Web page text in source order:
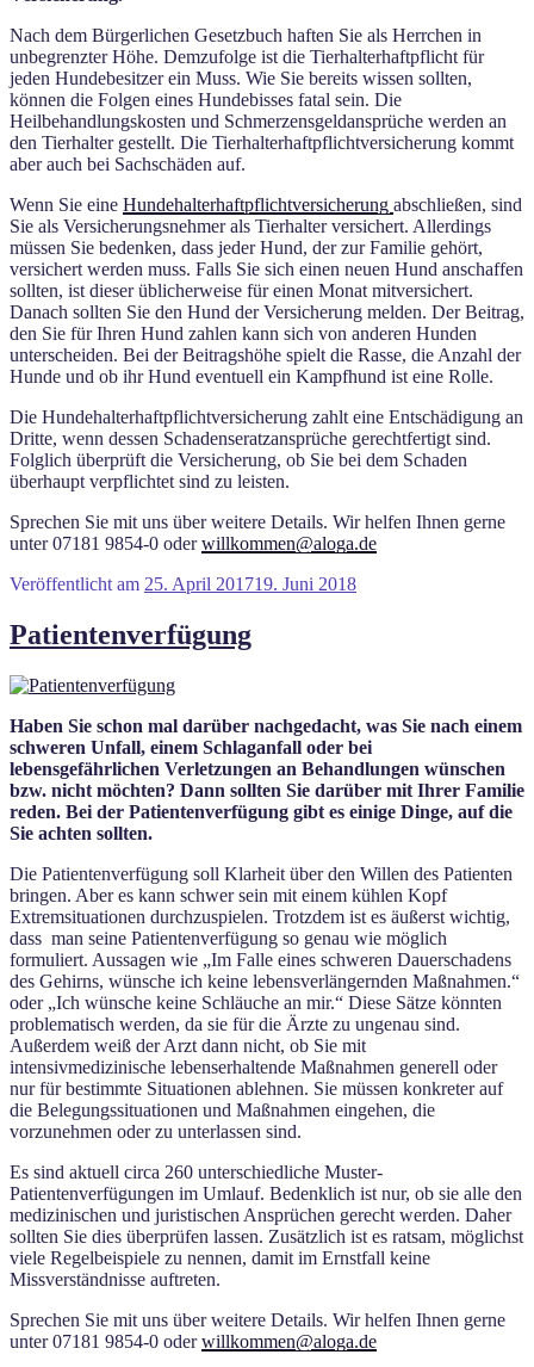
Nach dem Bürgerlichen Gesetzbuch haften Sie als Herrchen in
unbegrenzter Höhe. Demzufolge ist die Tierhalterhaftpflicht für
jeden Hundebesitzer ein Muss. Wie Sie bereits wissen sollten,
können die Folgen eines Hundebisses fatal sein. Die
Heilbehandlungskosten und Schmerzensgeldansprüche werden an
den Tierhalter gestellt. Die Tierhalterhaftpflichtversicherung kommt
aber auch bei Sachschäden auf.
Wenn Sie eine Hundehalterhaftpflichtversicherung abschließen, sind
Sie als Versicherungsnehmer als Tierhalter versichert. Allerdings
müssen Sie bedenken, dass jeder Hund, der zur Familie gehört,
versichert werden muss. Falls Sie sich einen neuen Hund anschaffen
sollten, ist dieser üblicherweise für einen Monat mitversichert.
Danach sollten Sie den Hund der Versicherung melden. Der Beitrag,
den Sie für Ihren Hund zahlen kann sich von anderen Hunden
unterscheiden. Bei der Beitragshöhe spielt die Rasse, die Anzahl der
Hunde und ob ihr Hund eventuell ein Kampfhund ist eine Rolle.
Die Hundehalterhaftpflichtversicherung zahlt eine Entschädigung an
Dritte, wenn dessen Schadenseratzansprüche gerechtfertigt sind.
Folglich überprüft die Versicherung, ob Sie bei dem Schaden
überhaupt verpflichtet sind zu leisten.
Sprechen Sie mit uns über weitere Details. Wir helfen Ihnen gerne
unter 07181 9854-0 oderwillkommen@aloga.de
Veröffentlicht am 25. April 201719. Juni 2018
Patientenverfügung
Haben Sie schon mal darüber nachgedacht, was Sie nach einem
schweren Unfall, einem Schlaganfall oder bei
lebensgefährlichen Verletzungen an Behandlungen wünschen
bzw. nicht möchten? Dann sollten Sie darüber mit Ihrer Familie
reden. Bei der Patientenverfügung gibt es einige Dinge, auf die
Sie achten sollten.
Die Patientenverfügung soll Klarheit über den Willen des Patienten
bringen. Aber es kann schwer sein mit einem kühlen Kopf
Extremsituationen durchzuspielen. Trotzdem ist es äußerst wichtig,
dass man seine Patientenverfügung so genau wie möglich
formuliert. Aussagen wie „Im Falle eines schweren Dauerschadens
des Gehirns, wünsche ich keine lebensverlängernden Maßnahmen.“
oder „Ich wünsche keine Schläuche an mir.“ Diese Sätze könnten
problematisch werden, da sie für die Ärzte zu ungenau sind.
Außerdem weiß der Arzt dann nicht, ob Sie mit
intensivmedizinische lebenserhaltende Maßnahmen generell oder
nur für bestimmte Situationen ablehnen. Sie müssen konkreter auf
die Belegungssituationen und Maßnahmen eingehen, die
vorzunehmen oder zu unterlassen sind.
Es sind aktuell circa 260 unterschiedliche Muster-
Patientenverfügungen im Umlauf. Bedenklich ist nur, ob sie alle den
medizinischen und juristischen Ansprüchen gerecht werden. Daher
sollten Sie dies überprüfen lassen. Zusätzlich ist es ratsam, möglichst
viele Regelbeispiele zu nennen, damit im Ernstfall keine
Missverständnisse auftreten.
Sprechen Sie mit uns über weitere Details. Wir helfen Ihnen gerne
unter 07181 9854-0 oderwillkommen@aloga.de